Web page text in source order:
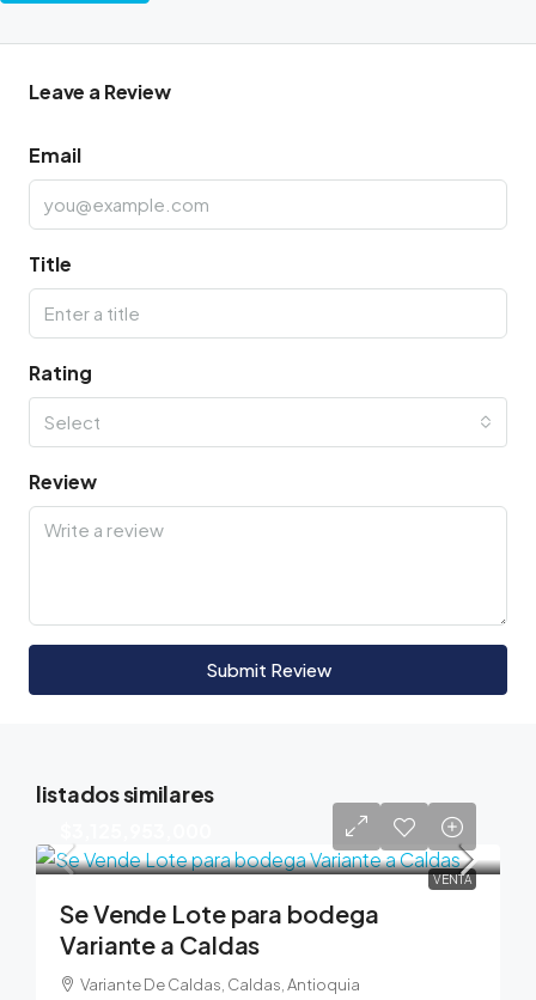
Leave a Review
Email
Title
Rating
Select
Review
Submit Review
listados similares
VENTA
Se Vende Lote para bodega
Variante a Caldas
Variante De Caldas, Caldas, Antioquia